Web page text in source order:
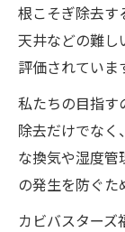
根こそぎ除去す
天井などの難し
評価されていま
私たちの目指す
除去だけでなく
な換気や湿度管
の発生を防ぐた
カビバスター